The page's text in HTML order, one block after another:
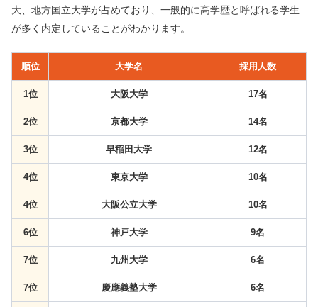
大、地方国立大学が占めており、一般的に高学歴と呼ばれる学生
が多く内定していることがわかります。
順位 大学名 採用人数
1位 大阪大学 17名
2位 京都大学 14名
3位 早稲田大学 12名
4位 東京大学 10名
4位 大阪公立大学 10名
6位 神戸大学 9名
7位 九州大学 6名
7位 慶應義塾大学 6名